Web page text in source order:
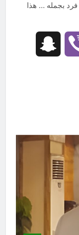
بجمله … هذا
Viber